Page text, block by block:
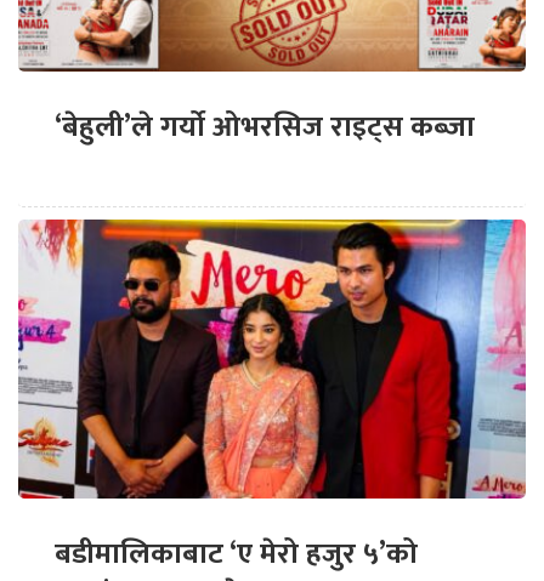
‘बेहुली’ले गर्यो ओभरसिज राइट्स कब्जा
बडीमालिकाबाट ‘ए मेरो हजुर ५’को